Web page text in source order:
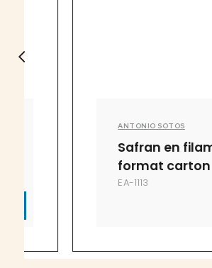
ANTONIO SOTOS
Safran en filaments
format carton